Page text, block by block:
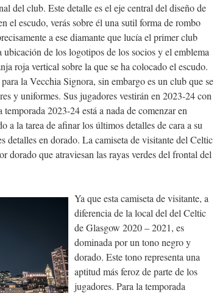
del club. Este detalle es el eje central del diseño de
el escudo, verás sobre él una sutil forma de rombo
a ese diamante que lucía el primer club
de los logotipos de los socios y el emblema
roja vertical sobre la que se ha colocado el escudo.
la Vecchia Signora, sin embargo es un club que se
y uniformes. Sus jugadores vestirán en 2023-24 con
2023-24 está a nada de comenzar en
a la tarea de afinar los últimos detalles de cara a su
detalles en dorado. La camiseta de visitante del Celtic
dorado que atraviesan las rayas verdes del frontal del
Ya que esta camiseta de visitante, a
diferencia de la local del del Celtic
de Glasgow 2020 – 2021, es
dominada por un tono negro y
dorado. Este tono representa una
aptitud más feroz de parte de los
jugadores. Para la temporada